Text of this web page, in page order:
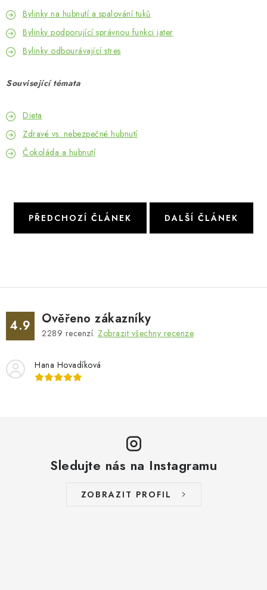
Bylinky na hubnutí a spalování tuků
Bylinky podporující správnou funkci jater
Bylinky odbourávající stres
Související témata
Dieta
Zdravé vs. nebezpečné hubnutí
Čokoláda a hubnutí
PŘEDCHOZÍ ČLÁNEK DALŠÍ ČLÁNEK
4.9 Ověřeno zákazníky
2289 recenzí. Zobrazit všechny recenze
Hana Hovadíková
Sledujte nás na Instagramu
ZOBRAZIT PROFIL